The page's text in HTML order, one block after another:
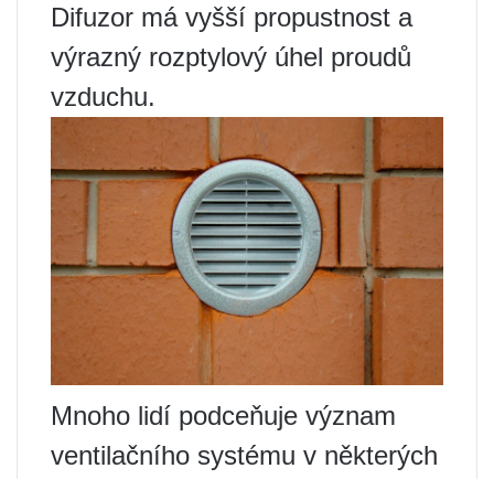
Difuzor má vyšší propustnost a
výrazný rozptylový úhel proudů
vzduchu.
Mnoho lidí podceňuje význam
ventilačního systému v některých